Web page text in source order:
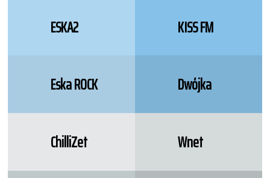
ESKA2 KISS FM
Eska ROCK Dwójka
ChilliZet Wnet